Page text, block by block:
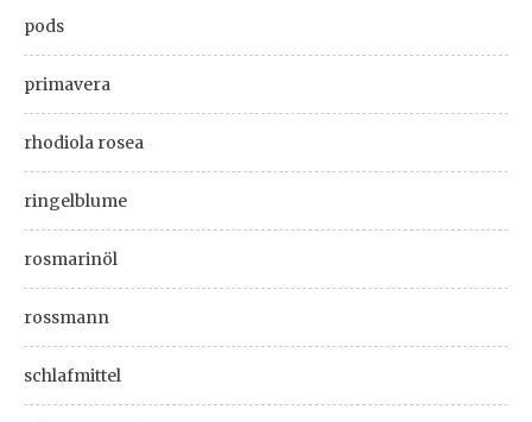
pods
primavera
rhodiola rosea
ringelblume
rosmarinöl
rossmann
schlafmittel